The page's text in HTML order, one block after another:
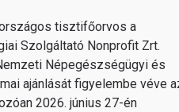
tisztifőorvos a
Szolgáltató Nonprofit Zrt.
Népegészségügyi és
ajánlását figyelembe véve
2026. június 27-én